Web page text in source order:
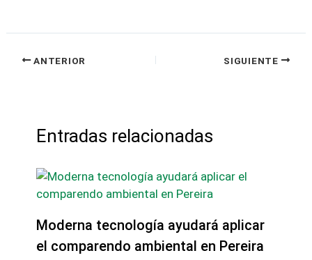
ANTERIOR SIGUIENTE
Entradas relacionadas
Moderna tecnología ayudará aplicar
el comparendo ambiental en Pereira